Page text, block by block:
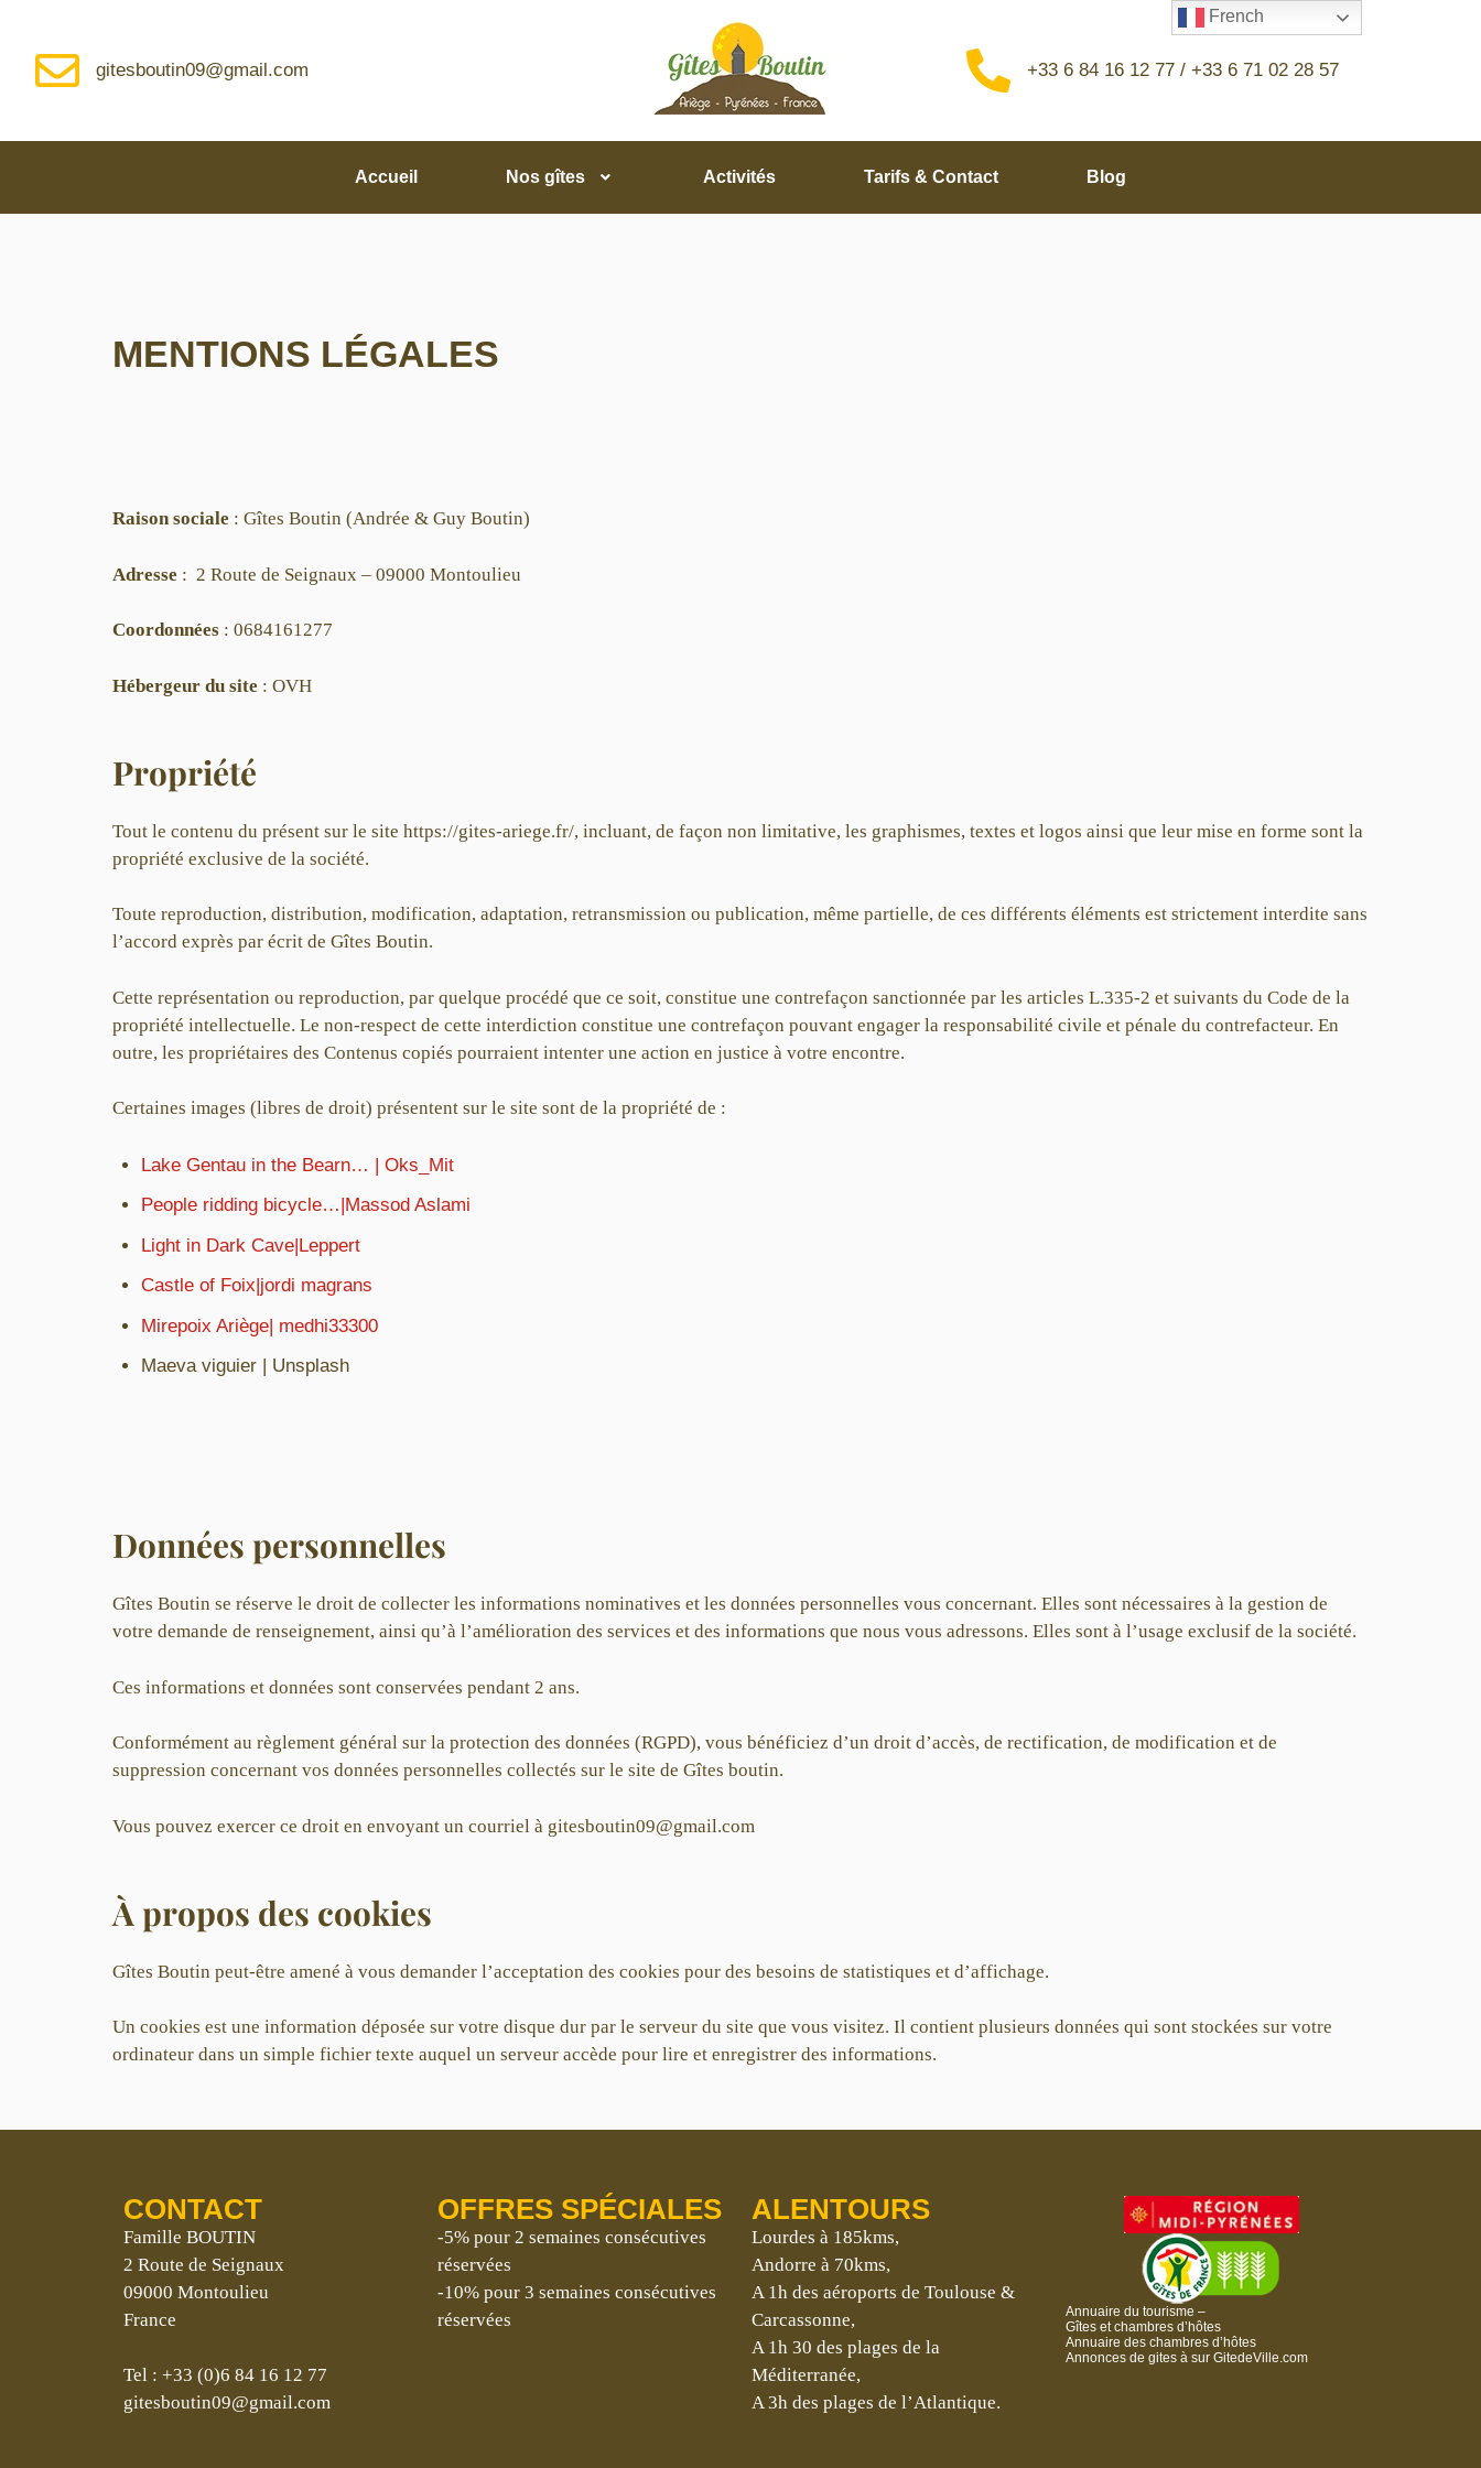
gitesboutin09@gmail.com +33 6 84 16 12 77 / +33 6 71 02 28 57
Accueil Nos gîtes Activités Tarifs & Contact Blog
MENTIONS LÉGALES
Raison sociale : Gîtes Boutin (Andrée & Guy Boutin)
Adresse : 2 Route de Seignaux – 09000 Montoulieu
Coordonnées : 0684161277
Hébergeur du site : OVH
Propriété
Tout le contenu du présent sur le site https://gites-ariege.fr/, incluant, de façon non limitative, les graphismes, textes et logos ainsi que leur mise en forme sont la
propriété exclusive de la société.
Toute reproduction, distribution, modification, adaptation, retransmission ou publication, même partielle, de ces différents éléments est strictement interdite sans
l’accord exprès par écrit de Gîtes Boutin.
Cette représentation ou reproduction, par quelque procédé que ce soit, constitue une contrefaçon sanctionnée par les articles L.335-2 et suivants du Code de la
propriété intellectuelle. Le non-respect de cette interdiction constitue une contrefaçon pouvant engager la responsabilité civile et pénale du contrefacteur. En
outre, les propriétaires des Contenus copiés pourraient intenter une action en justice à votre encontre.
Certaines images (libres de droit) présentent sur le site sont de la propriété de :
Lake Gentau in the Bearn… | Oks_Mit
People ridding bicycle…|Massod Aslami
Light in Dark Cave|Leppert
Castle of Foix|jordi magrans
Mirepoix Ariège| medhi33300
Maeva viguier | Unsplash
Données personnelles
Gîtes Boutin se réserve le droit de collecter les informations nominatives et les données personnelles vous concernant. Elles sont nécessaires à la gestion de
votre demande de renseignement, ainsi qu’à l’amélioration des services et des informations que nous vous adressons. Elles sont à l’usage exclusif de la société.
Ces informations et données sont conservées pendant 2 ans.
Conformément au règlement général sur la protection des données (RGPD), vous bénéficiez d’un droit d’accès, de rectification, de modification et de
suppression concernant vos données personnelles collectés sur le site de Gîtes boutin.
Vous pouvez exercer ce droit en envoyant un courriel à gitesboutin09@gmail.com
À propos des cookies
Gîtes Boutin peut-être amené à vous demander l’acceptation des cookies pour des besoins de statistiques et d’affichage.
Un cookies est une information déposée sur votre disque dur par le serveur du site que vous visitez. Il contient plusieurs données qui sont stockées sur votre
ordinateur dans un simple fichier texte auquel un serveur accède pour lire et enregistrer des informations.
CONTACT
Famille BOUTIN
2 Route de Seignaux
09000 Montoulieu
France
Tel : +33 (0)6 84 16 12 77
gitesboutin09@gmail.com
OFFRES SPÉCIALES
-5% pour 2 semaines consécutives
réservées
-10% pour 3 semaines consécutives
réservées
ALENTOURS
Lourdes à 185kms,
Andorre à 70kms,
A 1h des aéroports de Toulouse &
Carcassonne,
A 1h 30 des plages de la
Méditerranée,
A 3h des plages de l’Atlantique.
Annuaire du tourisme –
Gîtes et chambres d’hôtes
Annuaire des chambres d’hôtes
Annonces de gites à sur GitedeVille.com
French